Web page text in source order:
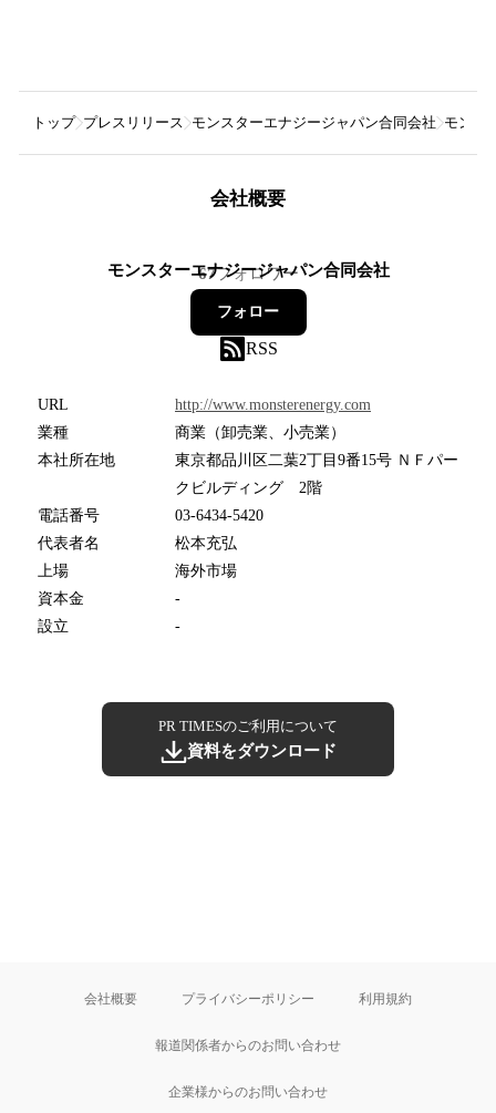
トップ プレスリリース モンスターエナジージャパン合同会社 モンス
会社概要
モンスターエナジージャパン合同会社
67フォロワー
フォロー
RSS
URL
http://www.monsterenergy.com
業種
商業（卸売業、小売業）
本社所在地
東京都品川区二葉2丁目9番15号 ＮＦパー
クビルディング 2階
電話番号
03-6434-5420
代表者名
松本充弘
上場
海外市場
資本金
-
設立
-
PR TIMESのご利用について
資料をダウンロード
会社概要 プライバシーポリシー 利用規約
報道関係者からのお問い合わせ
企業様からのお問い合わせ